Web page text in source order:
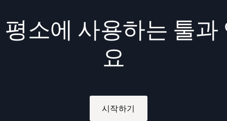
소에 사용하는 툴과
요
시작하기